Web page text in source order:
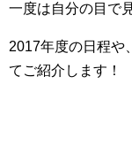
一度は自分の目で
2017年度の日程や
てご紹介します！